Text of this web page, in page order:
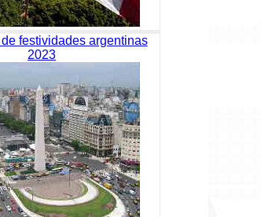
festividades argentinas
2023